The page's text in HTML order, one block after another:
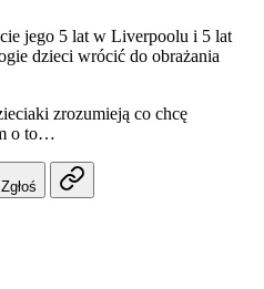
jego 5 lat w Liverpoolu i 5 lat
dzieci wrócić do obrażania
zrozumieją co chcę
o to…
Zgłoś